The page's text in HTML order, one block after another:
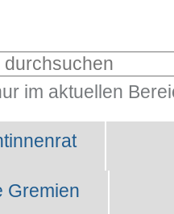
im aktuellen
Gremien